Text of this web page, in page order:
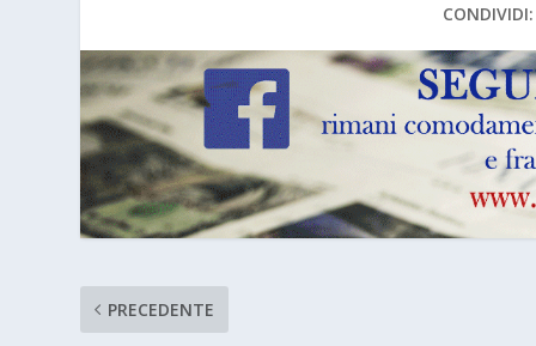
CONDIVIDI:
PRECEDENTE